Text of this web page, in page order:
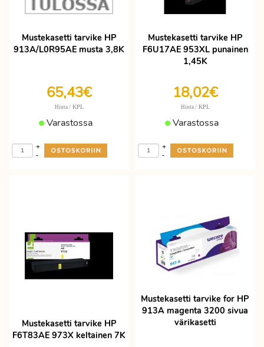
Mustekasetti tarvike HP
913A/L0R95AE musta 3,8K
65,43€
Hinta / KPL
Varastossa
-
+
Mustekasetti tarvike HP
F6U17AE 953XL punainen
1,45K
18,02€
Hinta / KPL
Varastossa
-
+
Mustekasetti tarvike HP
F6T83AE 973X keltainen 7K
Mustekasetti tarvike for HP
913A magenta 3200 sivua
värikasetti